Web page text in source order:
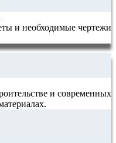
и необходимые чертежи
и современных